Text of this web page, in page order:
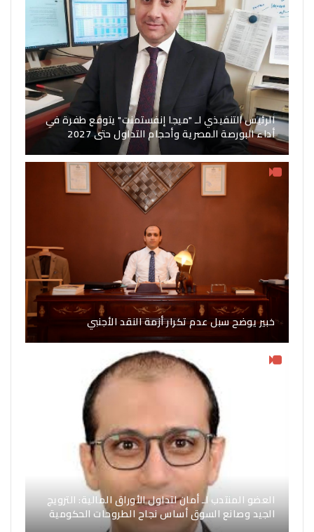
الرئيس التنفيذي لـ "ميجا إنفستمنت" يتوقع طفرة في
أداء البورصة المصرية وأحجام التداول حتى 2027
خبير يوضح سبل عدم تكرار أزمة النقد الأجنبي
العضو المنتدب لـ أمان لتداول الأوراق المالية: الترويج
الجيد وصانع السوق أساس نجاح الطروحات الحكومية